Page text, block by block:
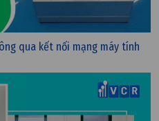
lượng gió là gì?
qua kết nối mạng máy tính